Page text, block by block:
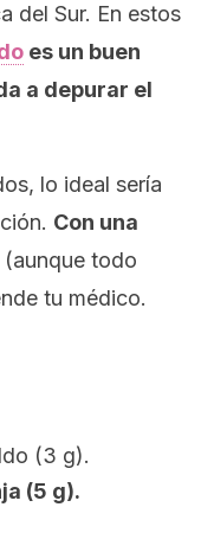
del Sur. En estos
es un buen
a depurar el
lo ideal sería
Con una
(aunque todo
tu médico.
(3 g).
(5 g).